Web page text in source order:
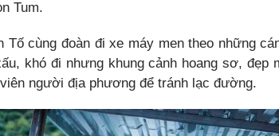
Tum.
cùng đoàn đi xe máy men theo những
khó đi nhưng khung cảnh hoang sơ, đẹp
người địa phương để tránh lạc đường.